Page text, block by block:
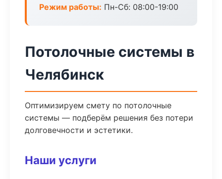
Режим работы: Пн-Сб: 08:00-19:00
Потолочные системы в
Челябинск
Оптимизируем смету по потолочные
системы — подберём решения без потери
долговечности и эстетики.
Наши услуги